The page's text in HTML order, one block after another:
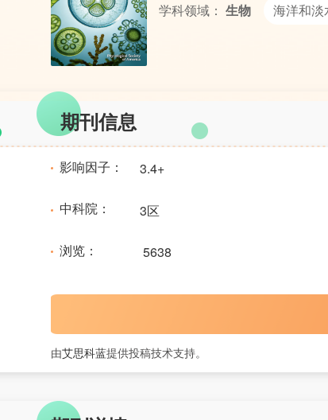
学科领域： 生物 海洋和淡
期刊信息
影响因子： 3.4+
中科院： 3区
浏览： 5638
由艾思科蓝提供投稿技术支持。